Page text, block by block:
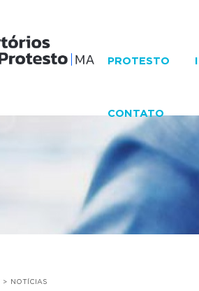
PROTESTO
CONTATO
NOTÍCIAS